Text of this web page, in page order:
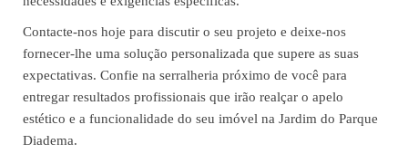
Contacte-nos hoje para discutir o seu projeto e deixe-nos
fornecer-lhe uma solução personalizada que supere as suas
expectativas. Confie na serralheria próximo de você para
entregar resultados profissionais que irão realçar o apelo
estético e a funcionalidade do seu imóvel na Jardim do Parque
Diadema.